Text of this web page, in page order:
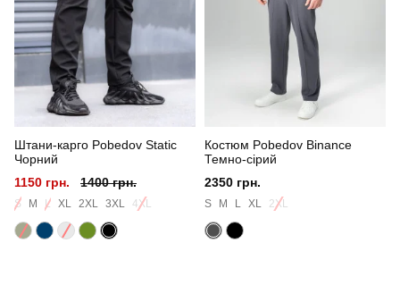
Стиль повсякденний
Сезон
Матеріал
Склад тканини
Країна - виробник
Штани-карго Pobedov Static
Чорний
1150 грн.
1400 грн.
S M L XL 2XL 3XL 4XL
Костюм Pobedov Binance
Темно-сірий
2350 грн.
S M L XL 2XL